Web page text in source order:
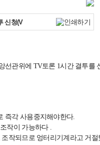
신청(V
선관위에 TV토론 1시간 결투를
즉각 사용중지해야한다.
작이 가능하다 .
작되므로 엉터리기계라고 거절